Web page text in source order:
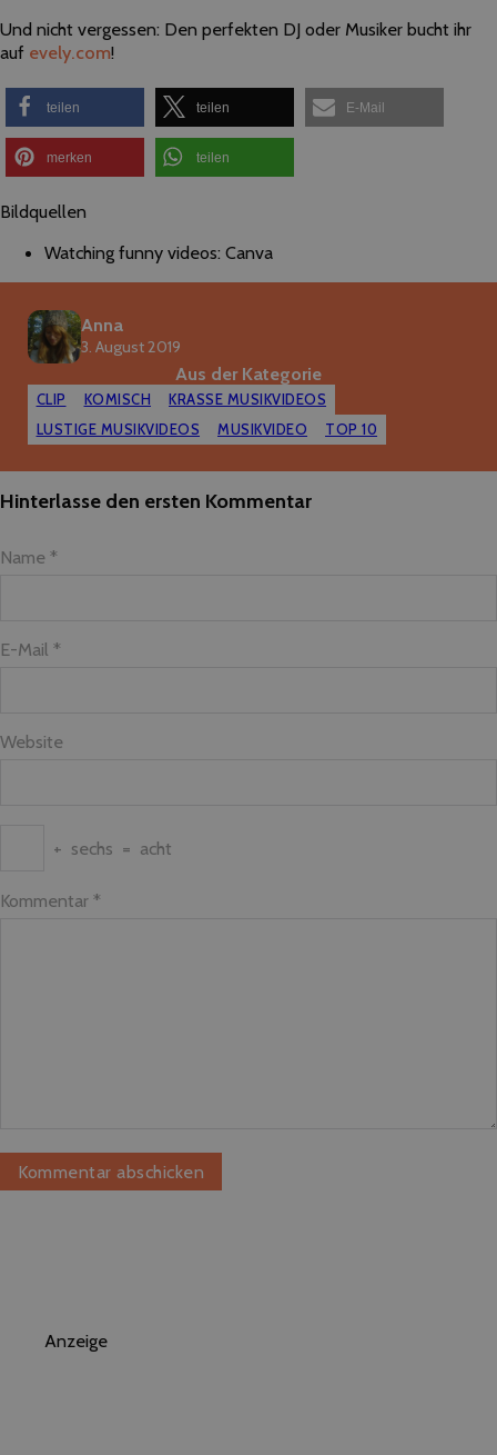
Und nicht vergessen: Den perfekten DJ oder Musiker bucht ihr
auf evely.com!
teilen teilen E-Mail
merken teilen
Bildquellen
Watching funny videos: Canva
Anna
3. August 2019
Aus der Kategorie
CLIP KOMISCH
KRASSE MUSIKVIDEOS
LUSTIGE MUSIKVIDEOS
MUSIKVIDEO TOP 10
Hinterlasse den ersten Kommentar
Name *
E-Mail *
Website
+ sechs = acht
Kommentar *
Anzeige